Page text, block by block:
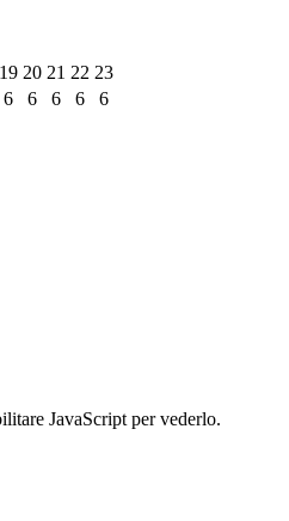
19 20 21 22 23
6 6 6 6 6
JavaScript per vederlo.